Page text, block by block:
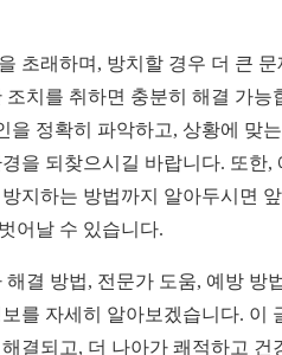
초래하며, 방치할 경우 더 큰 문
치를 취하면 충분히 해결 가능
을 정확히 파악하고, 상황에 맞
을 되찾으시길 바랍니다. 또한,
지하는 방법까지 알아두시면
어날 수 있습니다.
결 방법, 전문가 도움, 예방 방
를 자세히 알아보겠습니다. 이
결되고, 더 나아가 쾌적하고 건